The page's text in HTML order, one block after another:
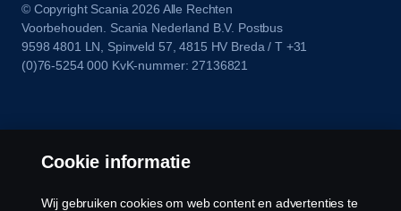
© Copyright Scania 2026 Alle Rechten
Voorbehouden. Scania Nederland B.V. Postbus
9598 4801 LN, Spinveld 57, 4815 HV Breda / T +31
(0)76-5254 000 KvK-nummer: 27136821
Cookie informatie
Wij gebruiken cookies om web content en advertenties te